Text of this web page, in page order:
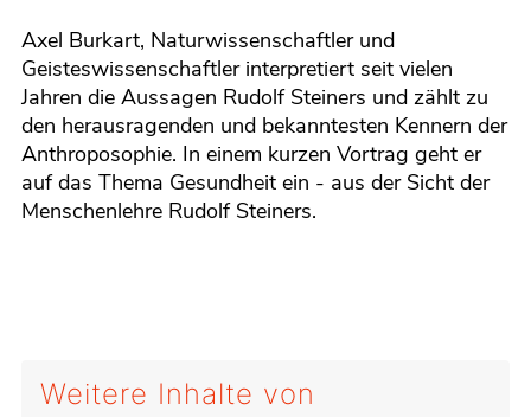
Axel Burkart, Naturwissenschaftler und
Geisteswissenschaftler interpretiert seit vielen
Jahren die Aussagen Rudolf Steiners und zählt zu
den herausragenden und bekanntesten Kennern der
Anthroposophie. In einem kurzen Vortrag geht er
auf das Thema Gesundheit ein - aus der Sicht der
Menschenlehre Rudolf Steiners.
Weitere Inhalte von